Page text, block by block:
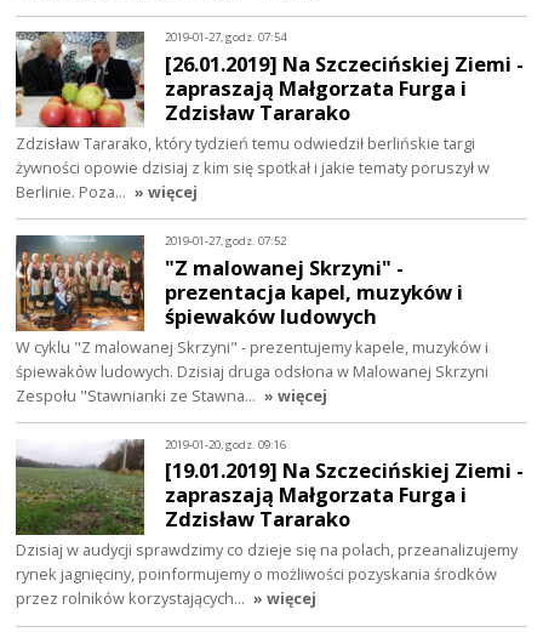
2019-01-27, godz. 07:54
[26.01.2019] Na Szczecińskiej Ziemi -
zapraszają Małgorzata Furga i
Zdzisław Tararako
Zdzisław Tararako, który tydzień temu odwiedził berlińskie targi
żywności opowie dzisiaj z kim się spotkał i jakie tematy poruszył w
Berlinie. Poza… » więcej
2019-01-27, godz. 07:52
"Z malowanej Skrzyni" -
prezentacja kapel, muzyków i
śpiewaków ludowych
W cyklu "Z malowanej Skrzyni" - prezentujemy kapele, muzyków i
śpiewaków ludowych. Dzisiaj druga odsłona w Malowanej Skrzyni
Zespołu "Stawnianki ze Stawna… » więcej
2019-01-20, godz. 09:16
[19.01.2019] Na Szczecińskiej Ziemi -
zapraszają Małgorzata Furga i
Zdzisław Tararako
Dzisiaj w audycji sprawdzimy co dzieje się na polach, przeanalizujemy
rynek jagnięciny, poinformujemy o możliwości pozyskania środków
przez rolników korzystających… » więcej